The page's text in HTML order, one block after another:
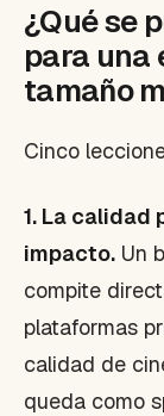
¿Qué se
para una
tamaño
Cinco
1. La
impacto. Un
compite
plataformas
calidad de
queda como